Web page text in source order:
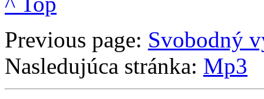
Previous page: Svobodný
Nasledujúca stránka: Mp3